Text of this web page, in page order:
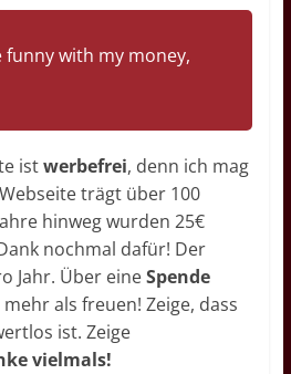
funny with my money,
istwerbefrei, denn ich mag
trägt über 100
hinweg wurden 25€
nochmal dafür! Der
Jahr. Über eineSpende
als freuen! Zeige, dass
ist. Zeige
vielmals!